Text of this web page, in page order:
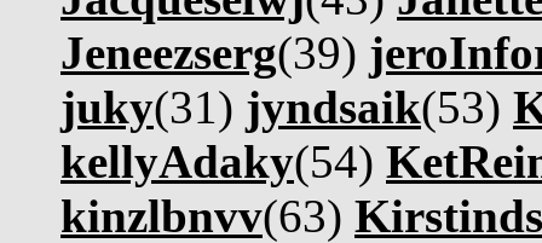
Jeneezserg(39)
juky(31) jyndsaik(53)
kellyAdaky(54)
kinzlbnvv(63)